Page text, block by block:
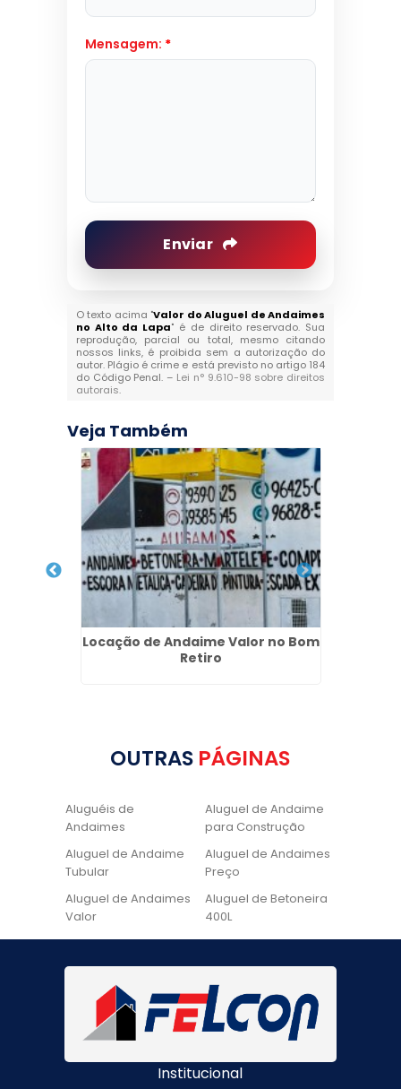
Mensagem: *
Enviar
O texto acima "Valor do Aluguel de Andaimes
no Alto da Lapa" é de direito reservado. Sua
reprodução, parcial ou total, mesmo citando
nossos links, é proibida sem a autorização do
autor. Plágio é crime e está previsto no artigo 184
do Código Penal. – Lei n° 9.610-98 sobre direitos
autorais.
Veja Também
Locação de Andaime Valor no Bom
Retiro
OUTRAS PÁGINAS
Aluguéis de
Andaimes
Aluguel de Andaime
para Construção
Aluguel de Andaime
Tubular
Aluguel de Andaimes
Preço
Aluguel de Andaimes
Valor
Aluguel de Betoneira
400L
Aluguel de Betoneira
Cadeira de Pintura
Locação de Andaime
Preço
Locação de Andaime
Tubular
Locação de Andaime
Locação de
Quanto Custa
Institucional